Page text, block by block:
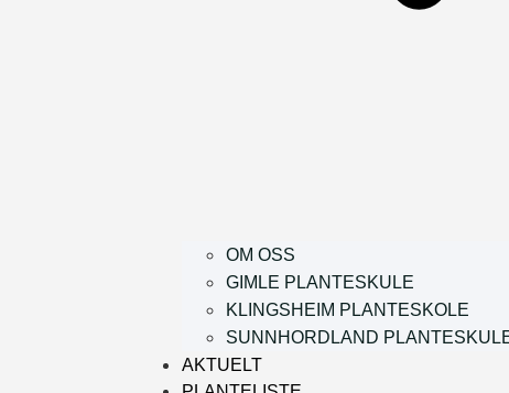
OM OSS
GIMLE PLANTESKULE
KLINGSHEIM PLANTESKOLE
SUNNHORDLAND
AKTUELT